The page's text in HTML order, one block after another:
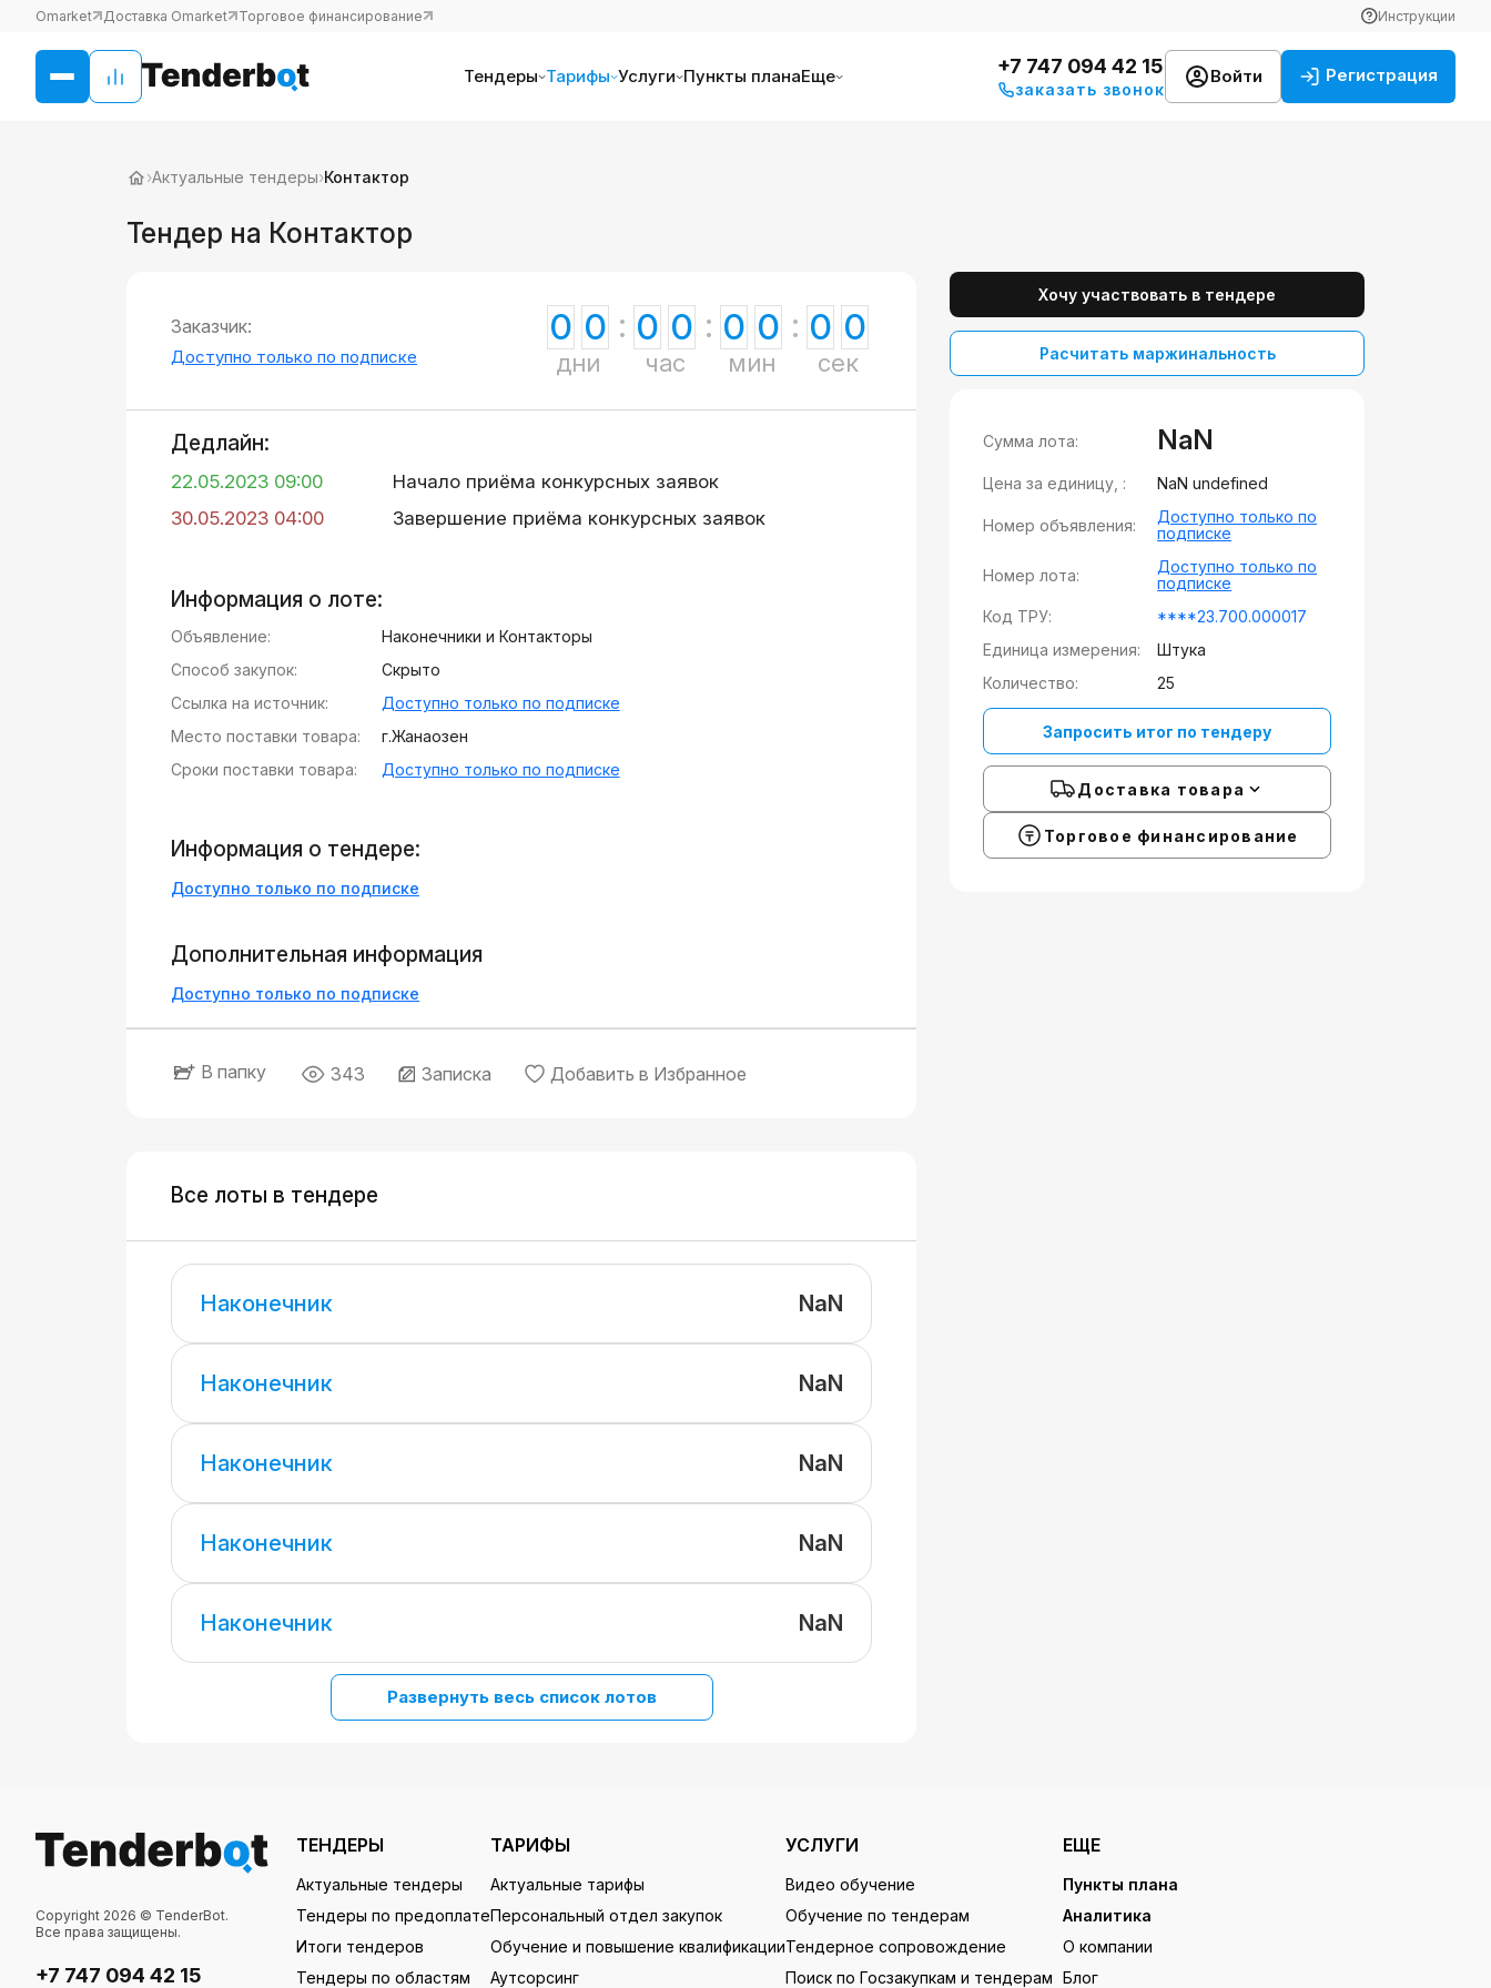
Omarket Доставка Omarket Торговое финансирование Инструкции
Тендеры Тарифы Услуги Пункты планаЕще +7 747 094 42 15
заказать звонок
Войти Регистрация
›Актуальные тендеры›Контактор
Тендер на Контактор
Заказчик:
Доступно только по подписке
0 0
дни
0 0
час
0 0
мин
0 0
сек
Дедлайн:
22.05.2023 09:00
Начало приёма конкурсных заявок
30.05.2023 04:00
Завершение приёма конкурсных заявок
Информация о лоте:
Объявление:
Наконечники и Контакторы
Способ закупок:
Скрыто
Ссылка на источник:
Доступно только по подписке
Место поставки товара:
г.Жанаозен
Сроки поставки товара:
Доступно только по подписке
Информация о тендере:
Доступно только по подписке
Дополнительная информация
Доступно только по подписке
В папку 343 Записка Добавить в Избранное
Все лоты в тендере
Наконечник NaN
Наконечник NaN
Наконечник NaN
Наконечник NaN
Наконечник NaN
Развернуть весь список лотов
Хочу участвовать в тендере
Расчитать маржинальность
Сумма лота: NaN
Цена за единицу, : NaN undefined
Номер объявления:
Доступно только по
подписке
Номер лота:
Доступно только по
подписке
Код ТРУ:
****23.700.000017
Единица измерения:
Штука
Количество:
25
Запросить итог по тендеру
Доставка товара
Торговое финансирование
Copyright 2026 © TenderBot.
Все права защищены.
+7 747 094 42 15
ТЕНДЕРЫ
Актуальные тендеры
Тендеры по предоплате
Итоги тендеров
Тендеры по областям
ТАРИФЫ
Актуальные тарифы
Персональный отдел закупок
Обучение и повышение квалификации
Аутсорсинг
УСЛУГИ
Видео обучение
Обучение по тендерам
Тендерное сопровождение
Поиск по Госзакупкам и тендерам
ЕЩЕ
Пункты плана
Аналитика
О компании
Блог